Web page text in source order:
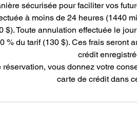
sécurisée pour faciliter vos
à moins de 24 heures (1440
$). Toute annulation effectuée le
% du tarif (130 $). Ces frais seront
crédit
réservation, vous donnez votre
carte de crédit dans